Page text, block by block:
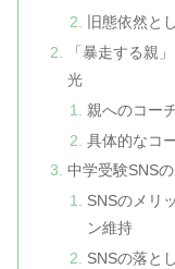
旧態依然と
「暴走する親
光
親へのコー
具体的なコ
中学受験SNS
SNSのメリ
ン維持
SNSの落と